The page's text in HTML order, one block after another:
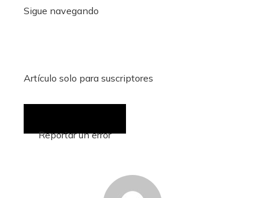
Sigue navegando
Artículo solo para suscriptores
Reportar un error